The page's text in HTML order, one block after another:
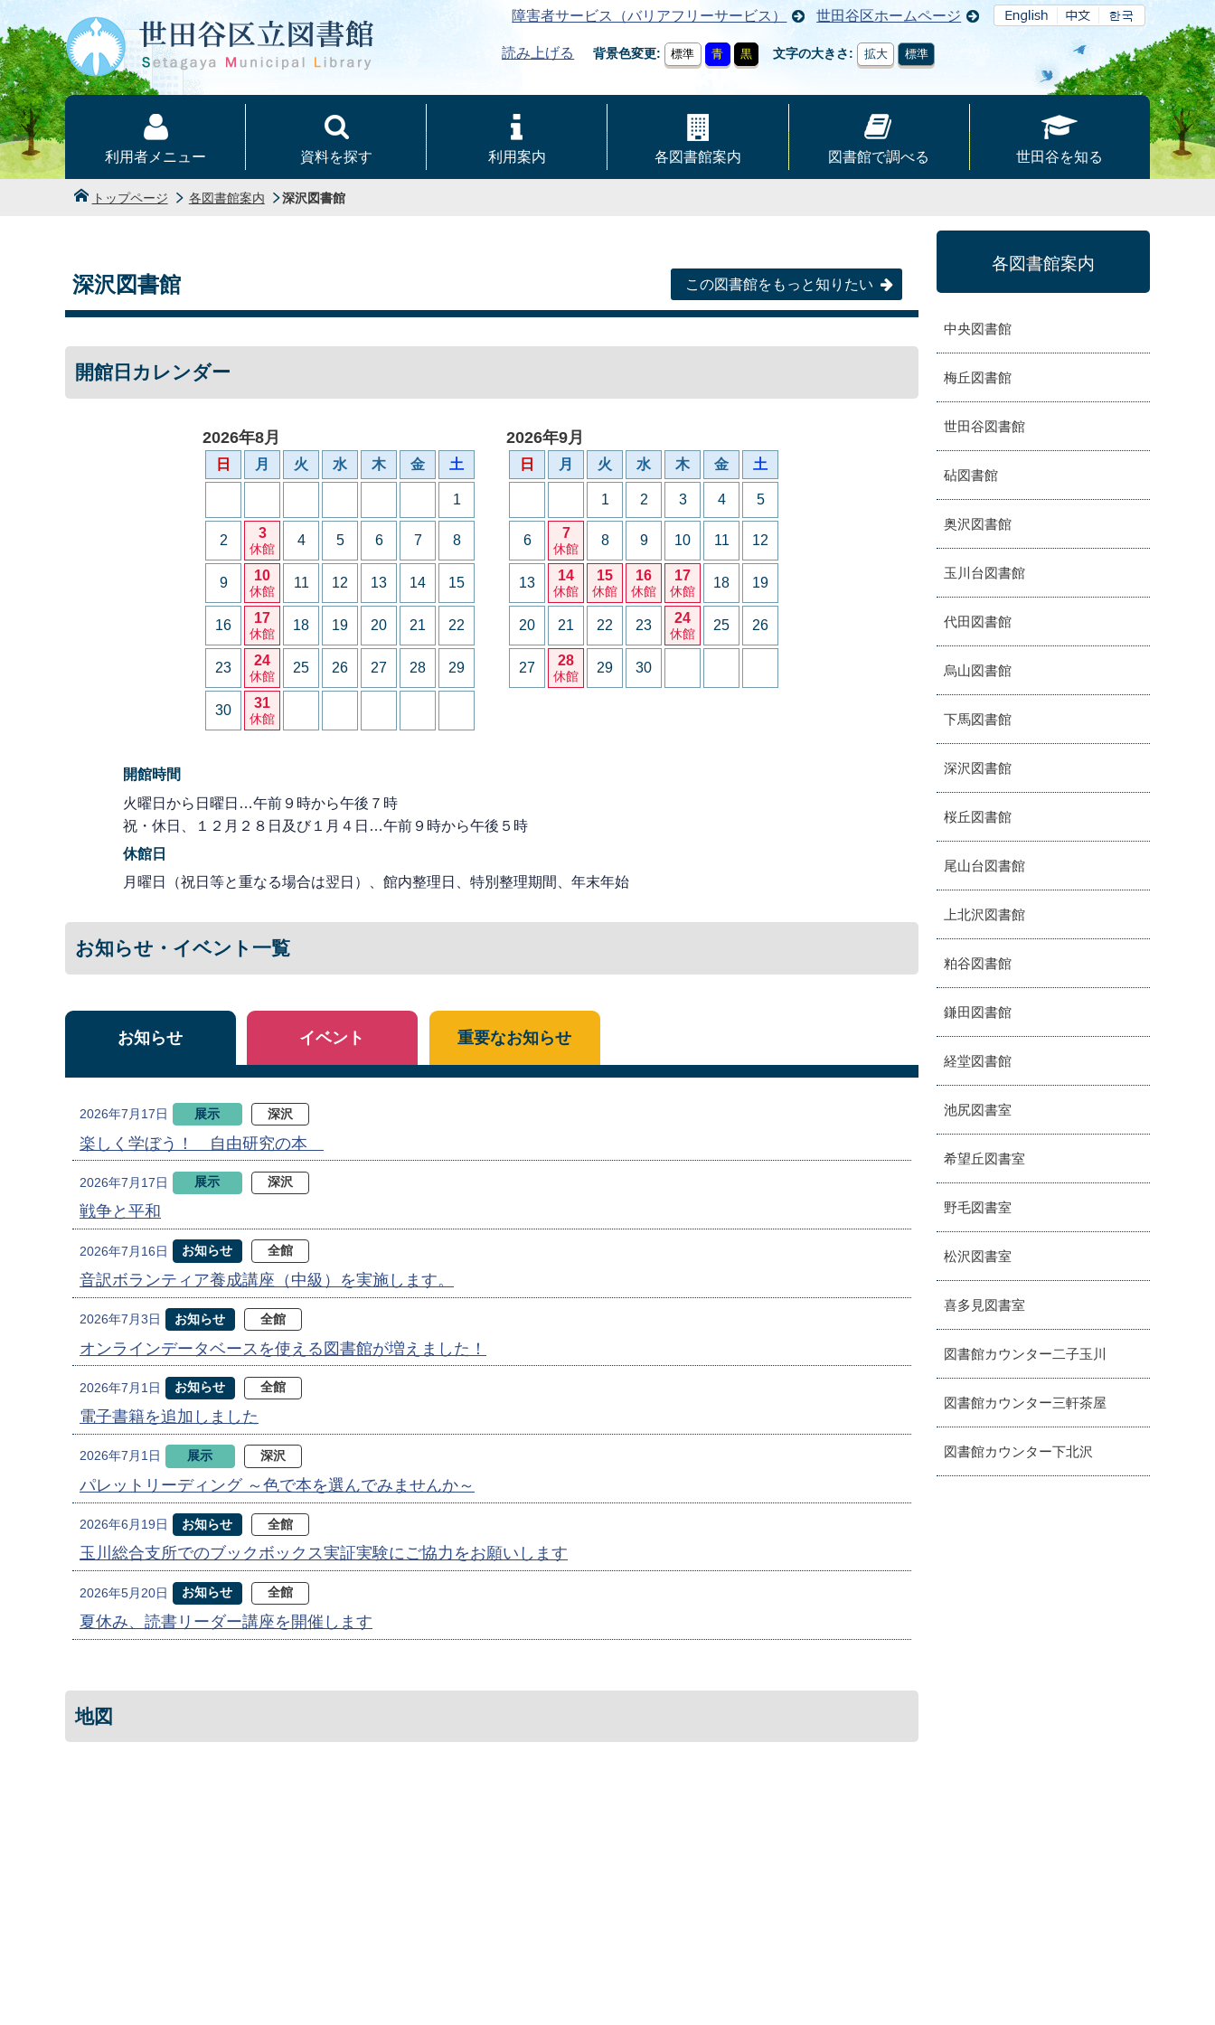
本文へ
障害者サービス（バリアフリーサービス） 世田谷区ホームページ
読み上げる 背景色変更 標準 青 黒 文字の大きさ 拡大 標準
利用者メニュー 資料を探す 利用案内 各図書館案内 図書館で調べる 世田谷を知る
トップページ 各図書館案内 深沢図書館
深沢図書館 この図書館をもっと知りたい
開館日カレンダー
2026年8月
日 月 火 水 木 金 土
1
2 3
休館
4 5 6 7 8
9 10
休館
11 12 13 14 15
16 17
休館
18 19 20 21 22
23 24
休館
25 26 27 28 29
30 31
休館
2026年9月
日 月 火 水 木 金 土
1 2 3 4 5
6 7
休館
8 9 10 11 12
13 14
休館
15
休館
16
休館
17
休館
18 19
20 21 22 23 24
休館
25 26
27 28
休館
29 30
開館時間
火曜日から日曜日…午前９時から午後７時
祝・休日、１２月２８日及び１月４日…午前９時から午後５時
休館日
月曜日（祝日等と重なる場合は翌日）、館内整理日、特別整理期間、年末年始
お知らせ・イベント一覧
お知らせ
2026年7月17日 展示 深沢
楽しく学ぼう！ 自由研究の本
2026年7月17日 展示 深沢
戦争と平和
2026年7月16日 お知らせ 全館
音訳ボランティア養成講座（中級）を実施します。
2026年7月3日 お知らせ 全館
オンラインデータベースを使える図書館が増えました！
2026年7月1日 お知らせ 全館
電子書籍を追加しました
2026年7月1日 展示 深沢
パレットリーディング ～色で本を選んでみませんか～
2026年6月19日 お知らせ 全館
玉川総合支所でのブックボックス実証実験にご協力をお願いします
2026年5月20日 お知らせ 全館
夏休み、読書リーダー講座を開催します
イベント 重要なお知らせ
地図
各図書館案内
中央図書館
梅丘図書館
世田谷図書館
砧図書館
奥沢図書館
玉川台図書館
代田図書館
烏山図書館
下馬図書館
深沢図書館
桜丘図書館
尾山台図書館
上北沢図書館
粕谷図書館
鎌田図書館
経堂図書館
池尻図書室
希望丘図書室
野毛図書室
松沢図書室
喜多見図書室
図書館カウンター二子玉川
図書館カウンター三軒茶屋
図書館カウンター下北沢